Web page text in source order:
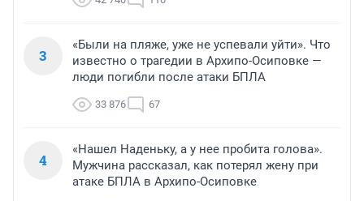
3
«Были на пляже, уже не успевали уйти». Что
известно о трагедии в Архипо-Осиповке —
люди погибли после атаки БПЛА
33 876 67
4
«Нашел Наденьку, а у нее пробита голова».
Мужчина рассказал, как потерял жену при
атаке БПЛА в Архипо-Осиповке